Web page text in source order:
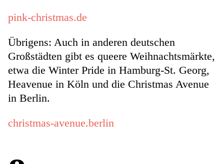
pink-christmas.de
Übrigens: Auch in anderen deutschen
Großstädten gibt es queere Weihnachtsmärkte,
etwa die Winter Pride in Hamburg-St. Georg,
Heavenue in Köln und die Christmas Avenue
in Berlin.
christmas-avenue.berlin